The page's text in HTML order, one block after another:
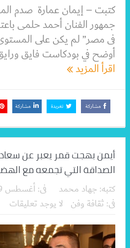
كتبت – إيمان عمارة صدم
جمهور الفنان أحمد حلمى
فى مصر” لم يكن على
أوضح في بودكاست فايق
اقرأ المزيد
مشاركة تغريدة مشاركة
أيمن بهجت قمر يعبر عن
الصداقة التي تجمعه مع
كتبه: جهاد محمد فى:أغسطس 09, 2024
فى: ثقافة وفن لا يوجد تعليقات